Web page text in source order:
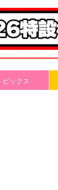
ピックス